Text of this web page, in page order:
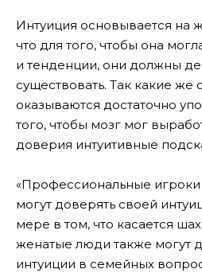
Интуиция основывается на
что для того, чтобы она
и тенденции, они должны
существовать. Так какие
оказываются достаточно
того, чтобы мозг мог
доверия интуитивные
«Профессиональные
могут доверять своей
мере в том, что касается
женатые люди также могут
интуиции в семейных